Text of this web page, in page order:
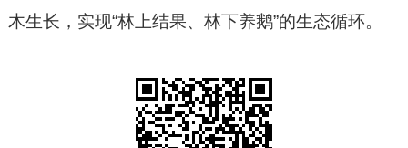
木生长，实现“林上结果、林下养鹅”的生态循环。